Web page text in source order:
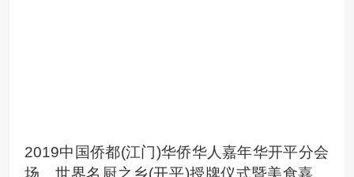
2019中国侨都(江门)华侨华人嘉年华开平分会
场、世界名厨之乡(开平)授牌仪式暨美食嘉年